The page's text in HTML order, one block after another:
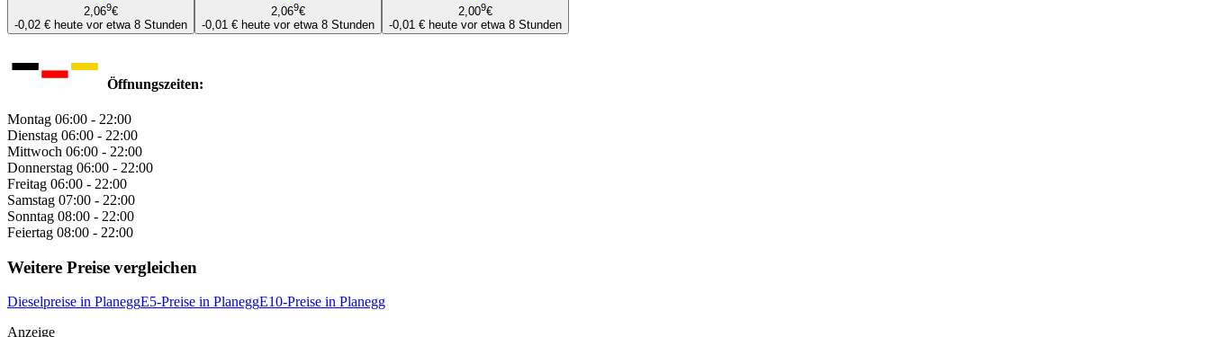
2,069€
-0,02 € heute vor etwa 8 Stunden
2,069€
-0,01 € heute vor etwa 8 Stunden
2,009€
-0,01 € heute vor etwa 8 Stunden
Öffnungszeiten:
Montag 06:00 - 22:00
Dienstag 06:00 - 22:00
Mittwoch 06:00 - 22:00
Donnerstag 06:00 - 22:00
Freitag 06:00 - 22:00
Samstag 07:00 - 22:00
Sonntag 08:00 - 22:00
Feiertag 08:00 - 22:00
Weitere Preise vergleichen
Dieselpreise in PlaneggE5-Preise in PlaneggE10-Preise in Planegg
Anzeige